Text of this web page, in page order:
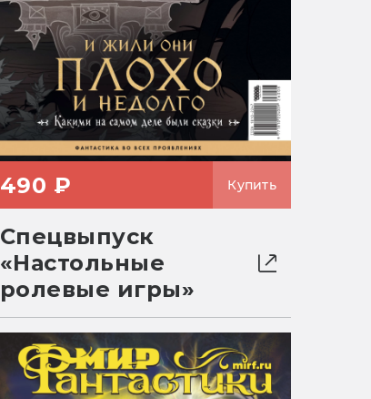
490 ₽ Купить
Спецвыпуск
«Настольные
ролевые игры»